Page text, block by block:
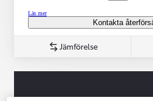
Läs mer
Kontakta
Jämförelse